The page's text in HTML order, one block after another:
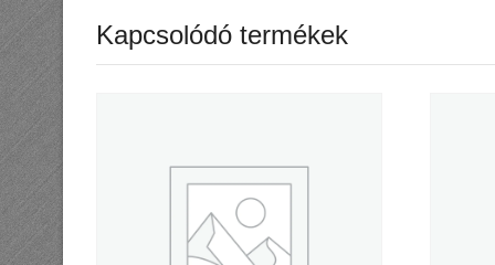
Kapcsolódó termékek